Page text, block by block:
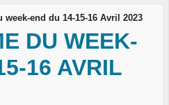
week-end du 14-15-16 Avril 2023
DU WEEK-
16 AVRIL